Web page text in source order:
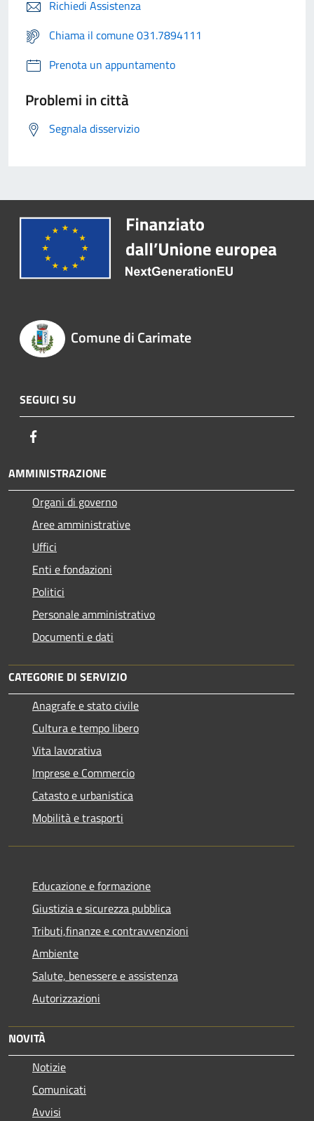
Richiedi Assistenza
Chiama il comune 031.7894111
Prenota un appuntamento
Problemi in città
Segnala disservizio
Comune di Carimate
SEGUICI SU
AMMINISTRAZIONE
Organi di governo
Aree amministrative
Uffici
Enti e fondazioni
Politici
Personale amministrativo
Documenti e dati
CATEGORIE DI SERVIZIO
Anagrafe e stato civile
Cultura e tempo libero
Vita lavorativa
Imprese e Commercio
Catasto e urbanistica
Mobilità e trasporti
Educazione e formazione
Giustizia e sicurezza pubblica
Tributi,finanze e contravvenzioni
Ambiente
Salute, benessere e assistenza
Autorizzazioni
NOVITÀ
Notizie
Comunicati
Avvisi